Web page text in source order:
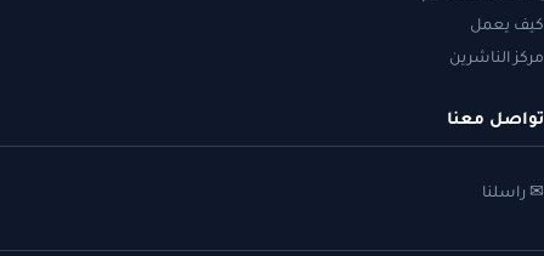
كيف يعمل
مركز الناشرين
تواصل معنا
✉ راسلنا